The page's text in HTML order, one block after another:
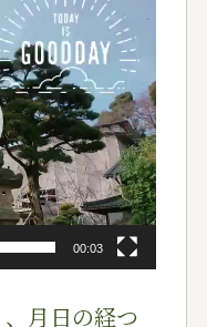
00:03
月日の経つ